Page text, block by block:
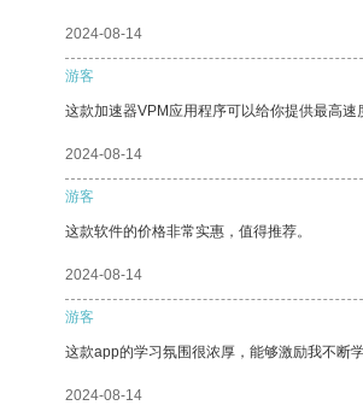
2024-08-14
游客
这款加速器VPM应用程序可以给你提供最高速
2024-08-14
游客
这款软件的价格非常实惠，值得推荐。
2024-08-14
游客
这款app的学习氛围很浓厚，能够激励我不断
2024-08-14